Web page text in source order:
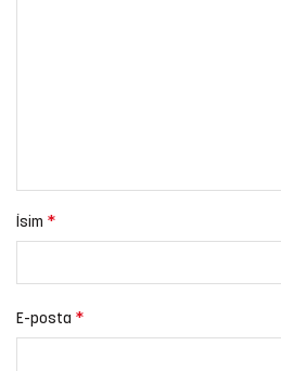
İsim *
E-posta *